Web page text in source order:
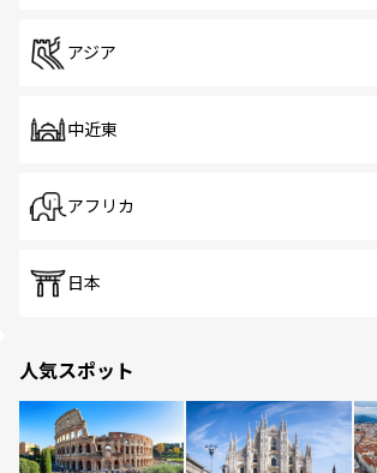
アジア
中近東
アフリカ
日本
人気スポット